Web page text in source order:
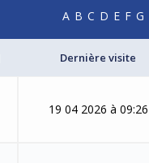
A B C D E F G
Dernière visite
19 04 2026 à 09:26